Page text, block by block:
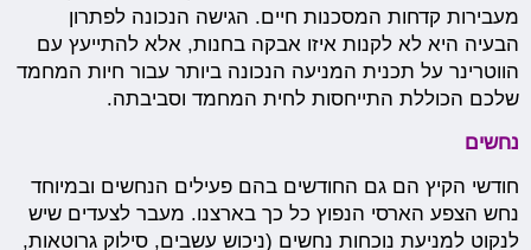
מעבירות קדחות המסכנות חיים. הגישה הנכונה לפתרון
הבעיה היא לא לקנות איזו אבקה בחנות, אלא להתייעץ עם
הווטרינר על תכנית המניעה הנכונה ביותר עבור חיות המחמד
שלכם הכוללת התייחסות לחית המחמד וסביבתה.
נחשים
חודשי הקיץ הם גם החודשים בהם פעילים הנחשים ובמיוחד
נחש הצפע הארסי הנפוץ כל כך בארצנו. מעבר לצעדים שיש
לנקוט למניעת נוכחות נחשים (ניכוש עשבים, סילוק גרוטאות,